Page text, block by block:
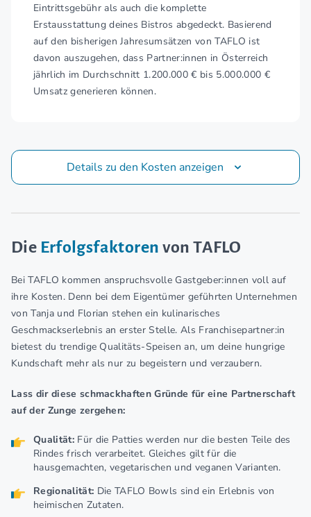
Eintrittsgebühr als auch die komplette
Erstausstattung deines Bistros abgedeckt. Basierend
auf den bisherigen Jahresumsätzen von TAFLO ist
davon auszugehen, dass Partner:innen in Österreich
jährlich im Durchschnitt 1.200.000 € bis 5.000.000 €
Umsatz generieren können.
Details zu den Kosten anzeigen
Die Erfolgsfaktoren von TAFLO
Bei TAFLO kommen anspruchsvolle Gastgeber:innen voll auf
ihre Kosten. Denn bei dem Eigentümer geführten Unternehmen
von Tanja und Florian stehen ein kulinarisches
Geschmackserlebnis an erster Stelle. Als Franchisepartner:in
bietest du trendige Qualitäts-Speisen an, um deine hungrige
Kundschaft mehr als nur zu begeistern und verzaubern.
Lass dir diese schmackhaften Gründe für eine Partnerschaft
auf der Zunge zergehen:
Qualität: Für die Patties werden nur die besten Teile des
Rindes frisch verarbeitet. Gleiches gilt für die
hausgemachten, vegetarischen und veganen Varianten.
Regionalität: Die TAFLO Bowls sind ein Erlebnis von
heimischen Zutaten.